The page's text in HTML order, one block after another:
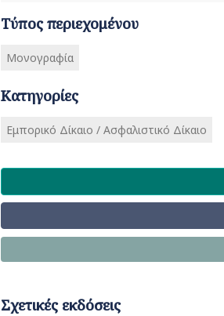
Τύπος περιεχομένου
Μονογραφία
Κατηγορίες
Εμπορικό Δίκαιο / Ασφαλιστικό Δίκαιο
Σχετικές εκδόσεις